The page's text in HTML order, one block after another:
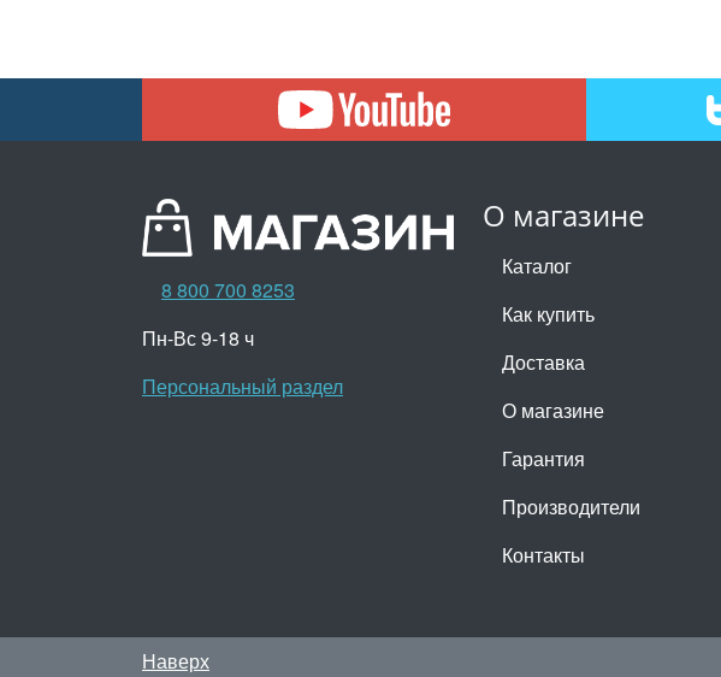
О магазине
Каталог
Как купить
Доставка
О магазине
Гарантия
Производители
Контакты
8 800 700 8253
Пн-Вс 9-18 ч
Персональный раздел
Наверх